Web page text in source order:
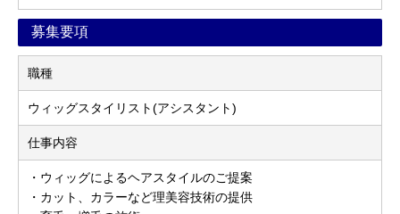
募集要項
職種
ウィッグスタイリスト(アシスタント)
仕事内容
・ウィッグによるヘアスタイルのご提案
・カット、カラーなど理美容技術の提供